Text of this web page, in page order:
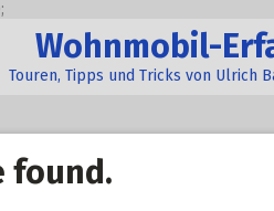
Wohnmobil-
Touren, Tipps und Tricks von Ulrich
found.